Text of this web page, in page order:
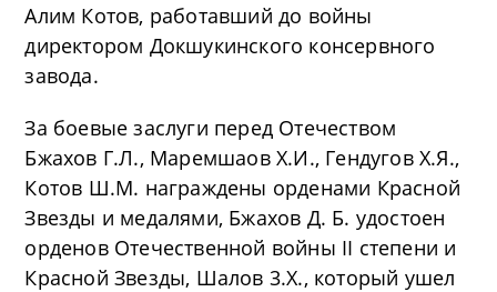
Алим Котов, работавший до войны
директором Докшукинского консервного
завода.
За боевые заслуги перед Отечеством
Бжахов Г.Л., Маремшаов X.И., Гендугов X.Я.,
Котов Ш.М. награждены орденами Красной
Звезды и медалями, Бжахов Д. Б. удостоен
орденов Отечественной войны II степени и
Красной Звезды, Шалов 3.X., который ушел